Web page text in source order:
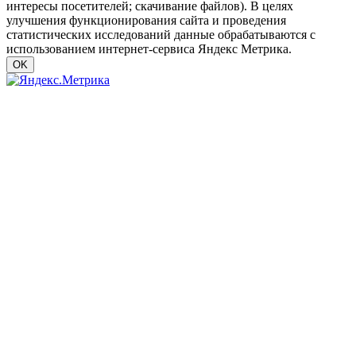
интересы посетителей; скачивание файлов). В целях
улучшения функционирования сайта и проведения
статистических исследований данные обрабатываются с
использованием интернет-сервиса Яндекс Метрика.
OK